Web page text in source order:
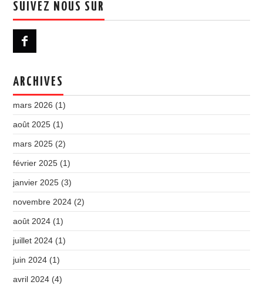
SUIVEZ NOUS SUR
ARCHIVES
mars 2026 (1)
août 2025 (1)
mars 2025 (2)
février 2025 (1)
janvier 2025 (3)
novembre 2024 (2)
août 2024 (1)
juillet 2024 (1)
juin 2024 (1)
avril 2024 (4)